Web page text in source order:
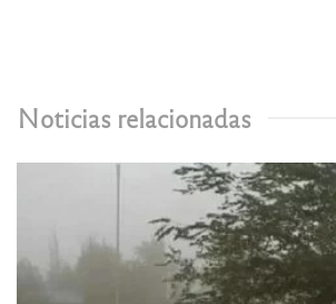
Noticias relacionadas